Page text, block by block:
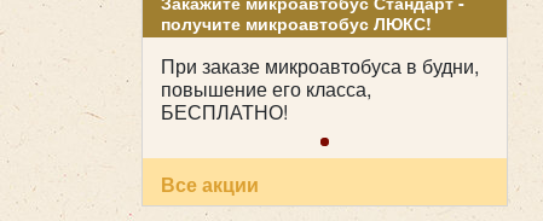
получите микроавтобус ЛЮКС!
При заказе микроавтобуса в будни,
повышение его класса,
БЕСПЛАТНО!
Все акции